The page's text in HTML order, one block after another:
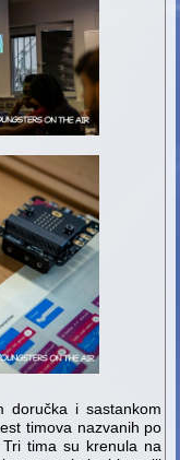
doručka i sastankom
timova nazvanih po
tima su krenula na